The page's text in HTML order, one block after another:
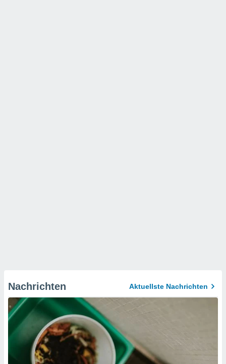
Nachrichten Aktuellste Nachrichten